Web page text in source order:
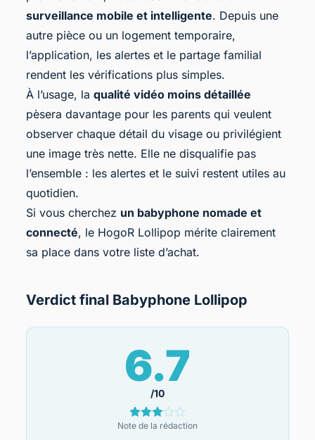
surveillance mobile et intelligente. Depuis une
autre pièce ou un logement temporaire,
l’application, les alertes et le partage familial
rendent les vérifications plus simples.
À l’usage, la qualité vidéo moins détaillée
pèsera davantage pour les parents qui veulent
observer chaque détail du visage ou privilégient
une image très nette. Elle ne disqualifie pas
l’ensemble : les alertes et le suivi restent utiles au
quotidien.
Si vous cherchez un babyphone nomade et
connecté, le HogoR Lollipop mérite clairement
sa place dans votre liste d’achat.
Verdict final Babyphone Lollipop
6.7
/10
Note de la rédaction